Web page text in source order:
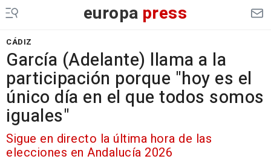
europa press
CÁDIZ
García (Adelante) llama a la
participación porque "hoy es el
único día en el que todos somos
iguales"
Sigue en directo la última hora de las
elecciones en Andalucía 2026